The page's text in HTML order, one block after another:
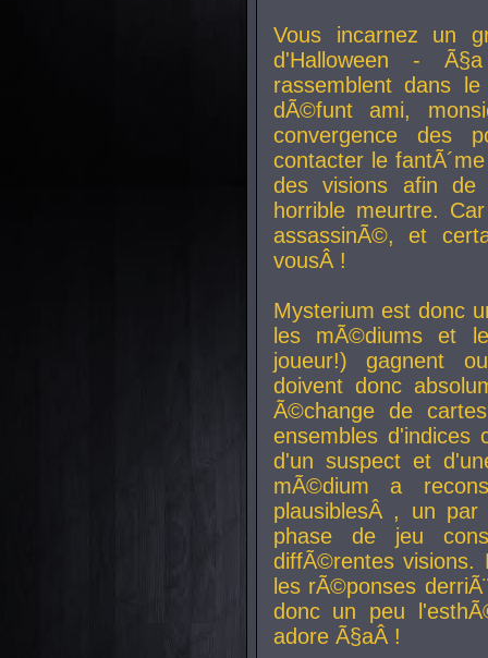
Vous incarnez un
d'Halloween -
rassemblent dans
dÃ©funt ami,
convergence des
contacter le
des visions afin
horrible meurtre.
assassinÃ©, et
vousÂ !
Mysterium est donc
les mÃ©diums et
joueur!) gagnent
doivent donc
Ã©change de
ensembles d'indices
d'un suspect et
mÃ©dium a
plausiblesÂ , un par
phase de jeu
diffÃ©rentes visions.
les rÃ©ponses
donc un peu
adore Ã§aÂ !